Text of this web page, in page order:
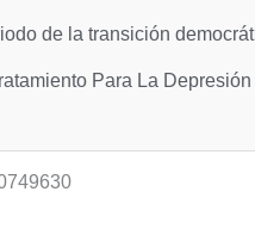
de la transición
Para La Depresión